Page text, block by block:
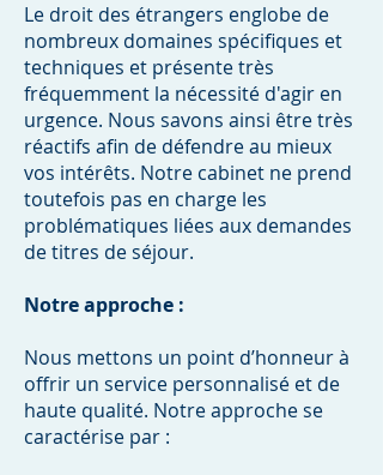
Le droit des étrangers englobe de
nombreux domaines spécifiques et
techniques et présente très
fréquemment la nécessité d'agir en
urgence. Nous savons ainsi être très
réactifs afin de défendre au mieux
vos intérêts. Notre cabinet ne prend
toutefois pas en charge les
problématiques liées aux demandes
de titres de séjour.
Notre approche :
Nous mettons un point d’honneur à
offrir un service personnalisé et de
haute qualité. Notre approche se
caractérise par :